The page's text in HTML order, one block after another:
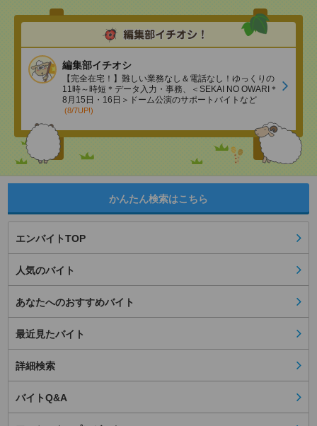
編集部イチオシ
【完全在宅！】難しい業務なし＆電話なし！ゆっくりの
11時～時短＊データ入力・事務、＜SEKAI NO OWARI＊
8月15日・16日＞ドーム公演のサポートバイトなど
(8/7UP!)
かんたん検索はこちら
エンバイトTOP
人気のバイト
あなたへのおすすめバイト
最近見たバイト
詳細検索
バイトQ&A